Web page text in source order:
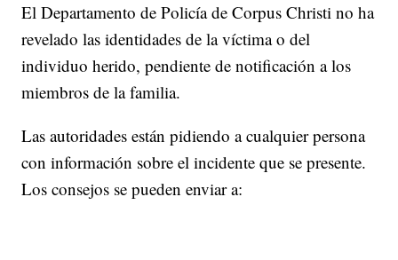
El Departamento de Policía de Corpus Christi no ha
revelado las identidades de la víctima o del
individuo herido, pendiente de notificación a los
miembros de la familia.
Las autoridades están pidiendo a cualquier persona
con información sobre el incidente que se presente.
Los consejos se pueden enviar a: